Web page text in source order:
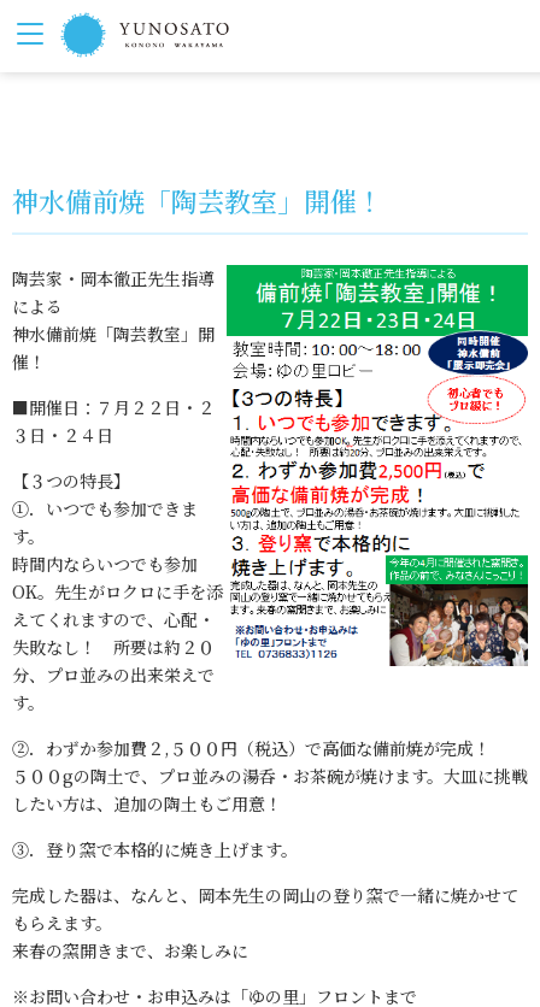
神水備前焼「陶芸教室」開催！
陶芸家・岡本徹正先生指導
による
神水備前焼「陶芸教室」開
催！
■開催日：７月２２日・２
３日・２４日
【３つの特長】
①．いつでも参加できま
す。
時間内ならいつでも参加
OK。先生がロクロに手を添
えてくれますので、心配・
失敗なし！ 所要は約２０
分、プロ並みの出来栄えで
す。
②．わずか参加費２,５００円（税込）で高価な備前焼が完成！
５００gの陶土で、プロ並みの湯呑・お茶碗が焼けます。大皿に挑戦
したい方は、追加の陶土もご用意！
③．登り窯で本格的に焼き上げます。
完成した器は、なんと、岡本先生の岡山の登り窯で一緒に焼かせて
もらえます。
来春の窯開きまで、お楽しみに
※お問い合わせ・お申込みは「ゆの里」フロントまで